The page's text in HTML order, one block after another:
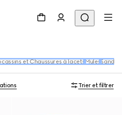
et Chaussures à lacets Mules
Trier et filtrer